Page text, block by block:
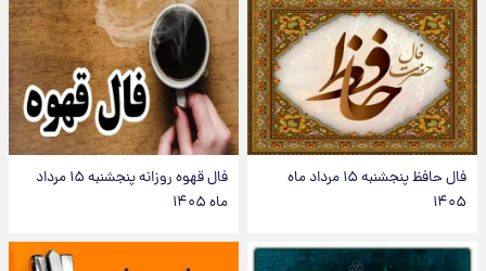
فال حافظ پنجشنبه ۱۵ مرداد ماه
۱۴۰۵
فال قهوه روزانه پنجشنبه ۱۵ مرداد
ماه ۱۴۰۵